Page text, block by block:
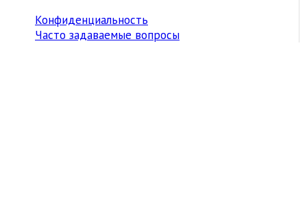
Конфиденциальность
Часто задаваемые вопросы